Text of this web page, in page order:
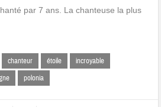
par 7 ans. La chanteuse la plus
chanteur étoile
incroyable
polonia